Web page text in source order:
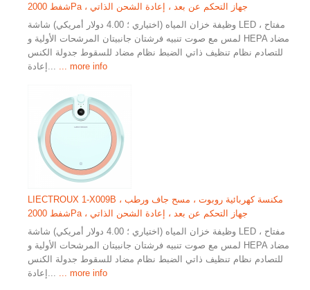
شفط 2000Pa ، جهاز التحكم عن بعد ، إعادة الشحن الذاتي
وظيفة خزان المياه (اختياري ؛ 4.00 دولار أمريكي) شاشة LED ، مفتاح
لمس مع صوت تنبيه فرشتان جانبيتان المرشحات الأولية و HEPA مضاد
للتصادم نظام تنظيف ذاتي الضبط نظام مضاد للسقوط جدولة الكنس
... more info
LIECTROUX 1-X009B مكنسة كهربائية روبوت ، مسح جاف ورطب ،
شفط 2000Pa ، جهاز التحكم عن بعد ، إعادة الشحن الذاتي
وظيفة خزان المياه (اختياري ؛ 4.00 دولار أمريكي) شاشة LED ، مفتاح
لمس مع صوت تنبيه فرشتان جانبيتان المرشحات الأولية و HEPA مضاد
للتصادم نظام تنظيف ذاتي الضبط نظام مضاد للسقوط جدولة الكنس
... more info